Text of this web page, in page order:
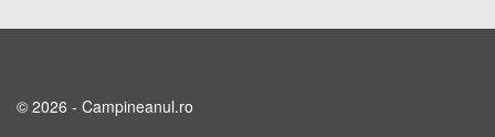
© 2026 - Campineanul.ro